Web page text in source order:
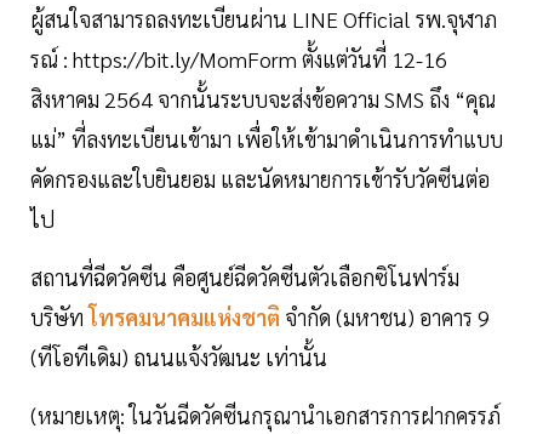
ผู้สนใจสามารถลงทะเบียนผ่าน LINE Official รพ.จุฬาภ
รณ์ : https://bit.ly/MomForm ตั้งแต่วันที่ 12-16
สิงหาคม 2564 จากนั้นระบบจะส่งข้อความ SMS ถึง “คุณ
แม่” ที่ลงทะเบียนเข้ามา เพื่อให้เข้ามาดำเนินการทำแบบ
คัดกรองและใบยินยอม และนัดหมายการเข้ารับวัคซีนต่อ
ไป
สถานที่ฉีดวัคซีน คือศูนย์ฉีดวัคซีนตัวเลือกซิโนฟาร์ม
บริษัทโทรคมนาคมแห่งชาติ จำกัด (มหาชน) อาคาร 9
(ทีโอทีเดิม) ถนนแจ้งวัฒนะ เท่านั้น
(หมายเหตุ: ในวันฉีดวัคซีนกรุณานำเอกสารการฝากครรภ์